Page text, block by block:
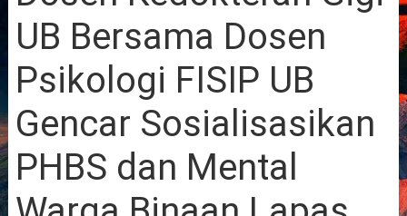
UB Bersama Dosen
Psikologi FISIP UB
Gencar Sosialisasikan
PHBS dan Mental